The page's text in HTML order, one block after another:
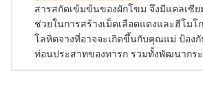
สารสกัดเข้มข้นของผักโขม จึงมีแคลเซีย
ช่วยในการสร้างเม็ดเลือดแดงและฮีโม
โลหิตจางที่อาจจะเกิดขึ้นกับคุณแม่ ป้อง
ท่อนประสาทของทารก รวมทั้งพัฒนากร